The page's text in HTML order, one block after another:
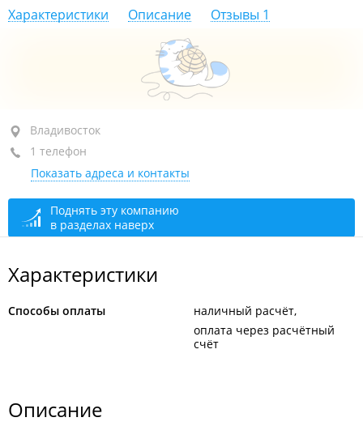
Характеристики Описание Отзывы 1
Владивосток
Береговая батарея №981 "им. тов. Ворошилова" о.
Русский
+7 (423) 221-64-92
закрыто, откроется через 17 мин.
Владивосток
1 телефон
Показать адреса и контакты
Поднять эту компанию
в разделах наверх
Характеристики
Способы оплаты
наличный расчёт
оплата через расчётный
счёт
Описание